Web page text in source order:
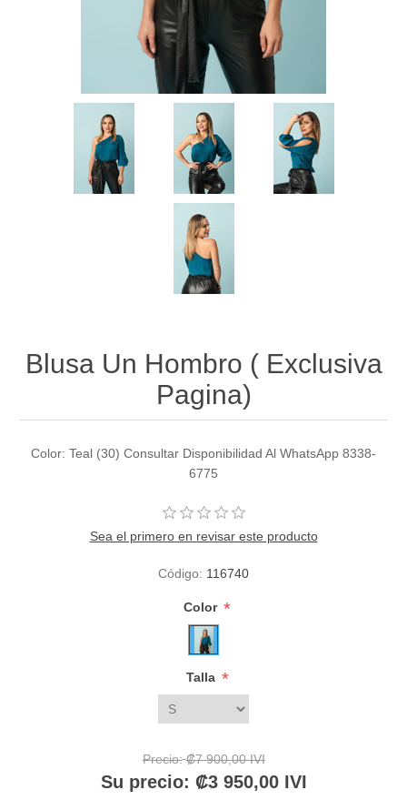
Blusa Un Hombro ( Exclusiva
Pagina)
Color: Teal (30) Consultar Disponibilidad Al WhatsApp 8338-
6775
Sea el primero en revisar este producto
Código: 116740
Color *
Talla *
Precio: ₡7 900,00 IVI
Su precio: ₡3 950,00 IVI